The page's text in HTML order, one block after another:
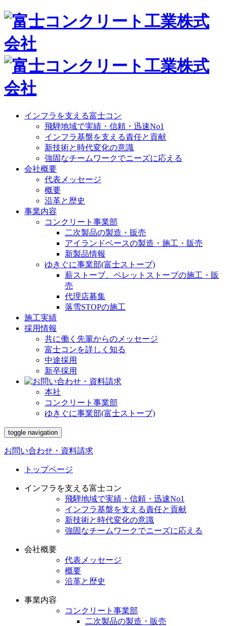
インフラを支える富士コン
飛騨地域で実績・信頼・迅速No1
インフラ基盤を支える責任と貢献
新技術と時代変化の意識
強固なチームワークでニーズに応える
会社概要
代表メッセージ
概要
沿革と歴史
事業内容
コンクリート事業部
二次製品の製造・販売
アイランドベースの製造・施工・販売
新製品情報
ゆきぐに事業部(富士ストーブ)
薪ストーブ、ペレットストーブの施工・販
売
代理店募集
落雪STOPの施工
施工実績
採用情報
共に働く先輩からのメッセージ
富士コンを詳しく知る
中途採用
新卒採用
本社
コンクリート事業部
ゆきぐに事業部(富士ストーブ)
toggle navigation
お問い合わせ・資料請求
トップページ
インフラを支える富士コン
飛騨地域で実績・信頼・迅速No1
インフラ基盤を支える責任と貢献
新技術と時代変化の意識
強固なチームワークでニーズに応える
会社概要
代表メッセージ
概要
沿革と歴史
事業内容
コンクリート事業部
二次製品の製造・販売